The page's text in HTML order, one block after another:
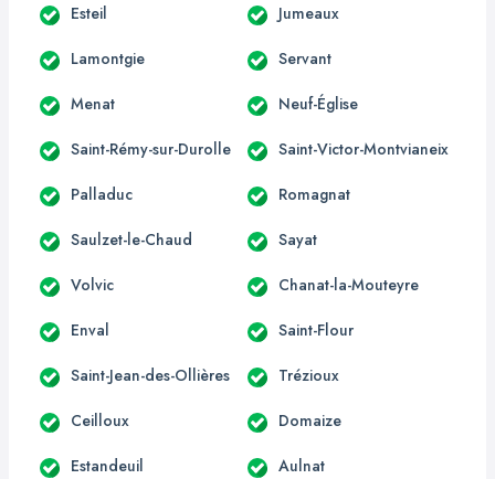
Esteil Jumeaux
Lamontgie Servant
Menat Neuf-Église
Saint-Rémy-sur-Durolle Saint-Victor-Montvianeix
Palladuc Romagnat
Saulzet-le-Chaud Sayat
Volvic Chanat-la-Mouteyre
Enval Saint-Flour
Saint-Jean-des-Ollières Trézioux
Ceilloux Domaize
Estandeuil Aulnat